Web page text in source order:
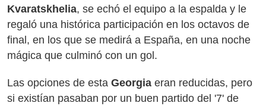
Kvaratskhelia, se echó el equipo a la espalda y le
regaló una histórica participación en los octavos de
final, en los que se medirá a España, en una noche
mágica que culminó con un gol.
Las opciones de esta Georgia eran reducidas, pero
si existían pasaban por un buen partido del '7' de